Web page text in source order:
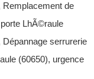
de
LhÃ©raule
serrurerie
(60650), urgence